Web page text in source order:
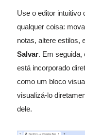
Use o editor intuitivo
qualquer coisa:
notas, altere estilos,
Salvar. Em seguida,
está incorporado
como um bloco
visualizá-lo
dele.